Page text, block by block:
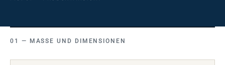
MASSE UND DIMENSIONEN